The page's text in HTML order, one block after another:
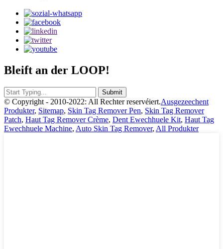
Bleift an der LOOP!
© Copyright - 2010-2022: All Rechter reservéiert.Ausgezeechent
Produkter, Sitemap, Skin Tag Remover Pen, Skin Tag Remover
Patch, Haut Tag Remover Crème, Dent Ewechhuele Kit, Haut Tag
Ewechhuele Machine, Auto Skin Tag Remover, All Produkter